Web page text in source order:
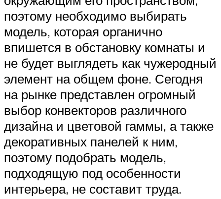
поэтому необходимо выбирать
модель, которая органично
впишется в обстановку комнаты и
не будет выглядеть как чужеродный
элемент на общем фоне. Сегодня
на рынке представлен огромный
выбор конвекторов различного
дизайна и цветовой гаммы, а также
декоративных панелей к ним,
поэтому подобрать модель,
подходящую под особенности
интерьера, не составит труда.